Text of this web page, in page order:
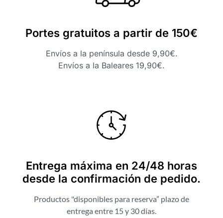
Portes gratuitos a partir de 150€
Envíos a la península desde 9,90€.
Envíos a la Baleares 19,90€.
Entrega máxima en 24/48 horas
desde la confirmación de pedido.
Productos "disponibles para reserva” plazo de
entrega entre 15 y 30 días.